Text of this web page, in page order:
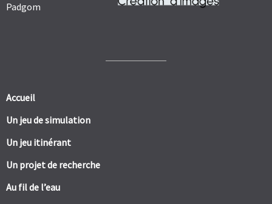
Padgom
Accueil
Un jeu de simulation
Un jeu itinérant
Un projet de recherche
Au fil de l’eau